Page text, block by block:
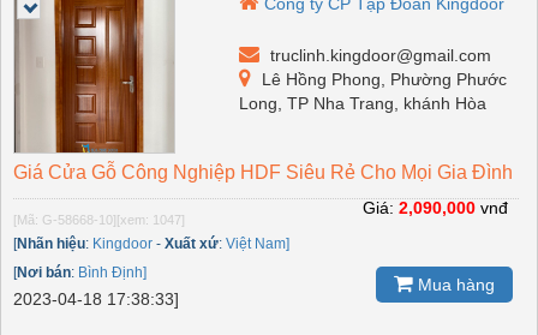
truclinh.kingdoor@gmail.com
Lê Hồng Phong, Phường Phước
Long, TP Nha Trang, khánh Hòa
Giá Cửa Gỗ Công Nghiệp HDF Siêu Rẻ Cho Mọi Gia Đình
[Mã: G-58668-10][xem: 1047]
[Nhãn hiệu: Kingdoor - Xuất xứ: Việt Nam]
[Nơi bán: Bình Định]
2023-04-18 17:38:33]
Giá: 2,090,000 vnđ
Mua hàng